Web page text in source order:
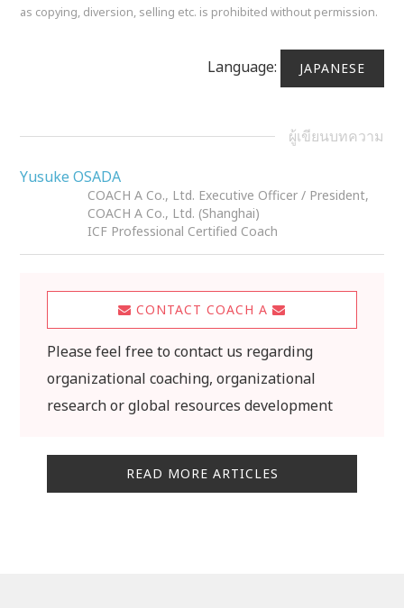
as copying, diversion, selling etc. is prohibited without permission.
Language: JAPANESE
ผู้เขียนบทความ
Yusuke OSADA
COACH A Co., Ltd. Executive Officer / President,
COACH A Co., Ltd. (Shanghai)
ICF Professional Certified Coach
CONTACT COACH A
Please feel free to contact us regarding
organizational coaching, organizational
research or global resources development
READ MORE ARTICLES